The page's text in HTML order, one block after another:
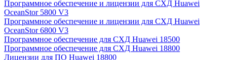
Программное обеспечение и лицензии для СХД Huawei
OceanStor 5800 V3
Программное обеспечение и лицензии для СХД Huawei
OceanStor 6800 V3
Программное обеспечение для СХД Huawei 18500
Программное обеспечение для СХД Huawei 18800
Лицензии для ПО Huawei 18800